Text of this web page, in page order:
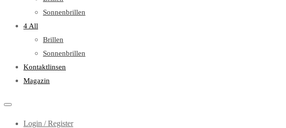
Sonnenbrillen
4 All
Brillen
Sonnenbrillen
Kontaktlinsen
Magazin
Login / Register